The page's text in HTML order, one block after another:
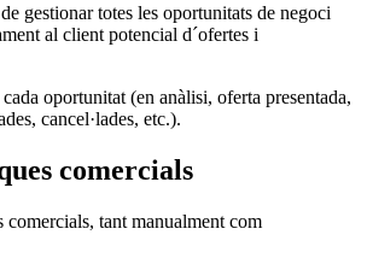
gestionar totes les oportunitats de negoci
al client potencial d´ofertes i
oportunitat (en anàlisi, oferta presentada,
cancel·lades, etc.).
comercials
comercials, tant manualment com